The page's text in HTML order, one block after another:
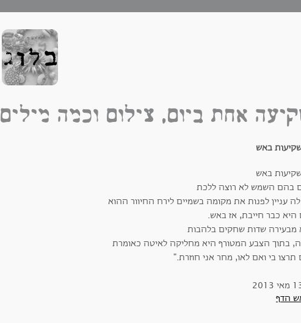
אחת ביום, צילום וכמה מילים
באש
באש
בהם השמש לא רוצה ללכת
לה עניין לפנות את מקומה בשמיים לירח החיוור ההוא
היא כבר חייבת, אז באש.
מבעירה שדות שחקים בלהבות
בתוך הצבע המטורף היא מחליקה לאיטה כאומרת
בי ואם לאו, מחר אני חוזרת."
הדף